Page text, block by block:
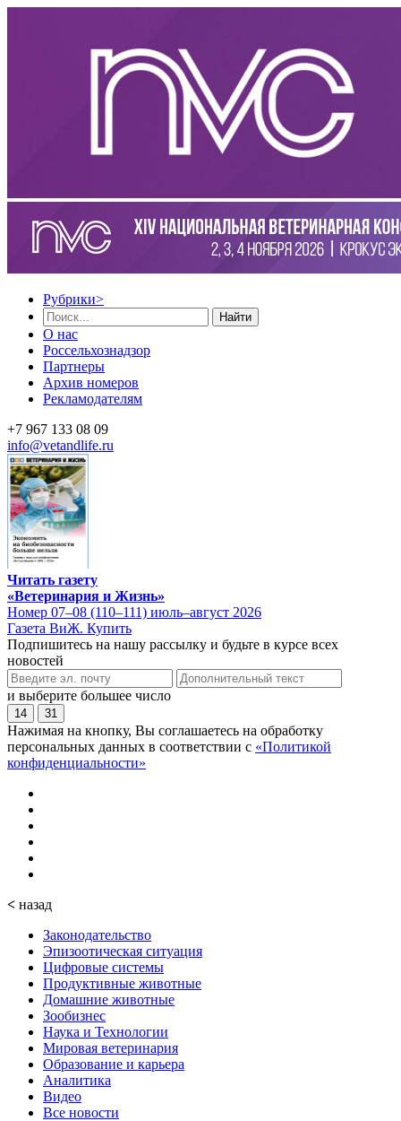
Рубрики>
Найти
О нас
Россельхознадзор
Партнеры
Архив номеров
Рекламодателям
+7 967 133 08 09
info@vetandlife.ru
Читать газету
«Ветеринария и Жизнь»
Номер 07–08 (110–111) июль–август 2026
Газета ВиЖ. Купить
Подпишитесь на нашу рассылку и будьте в курсе всех
новостей
и выберите большее число
14 31
Нажимая на кнопку, Вы соглашаетесь на обработку
персональных данных в соответствии с «Политикой
конфиденциальности»
< назад
Законодательство
Эпизоотическая ситуация
Цифровые системы
Продуктивные животные
Домашние животные
Зообизнес
Наука и Технологии
Мировая ветеринария
Образование и карьера
Аналитика
Видео
Все новости